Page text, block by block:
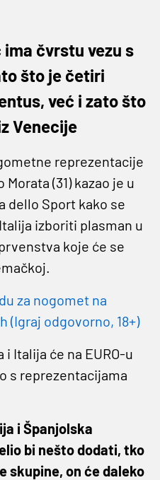
čvrstu vezu s
što je četiri
već i zato što
Venecije
reprezentacije
(31) kazao je u
dello Sport kako se
izboriti plasman u
koje će se
za nogomet na
(Igraj odgovorno, 18+)
Italija će na EURO-u
s reprezentacijama
i Španjolska
bi nešto dodati, tko
skupine, on će daleko